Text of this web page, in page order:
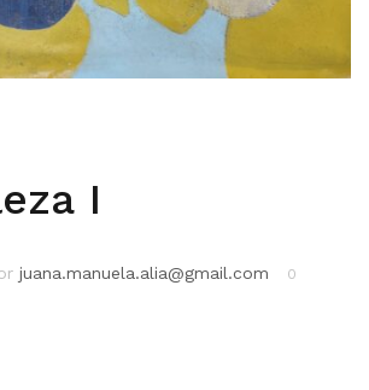
I
juana.manuela.alia@gmail.com
0